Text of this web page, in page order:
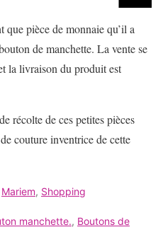
que pièce de monnaie qu’il a
de manchette. La vente se
la livraison du produit est
récolte de ces petites pièces
couture inventrice de cette
Mariem, Shopping
manchette., Boutons de